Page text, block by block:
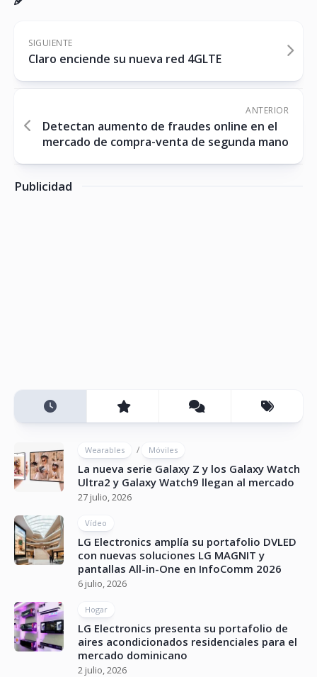
SIGUIENTE
Claro enciende su nueva red 4GLTE
ANTERIOR
Detectan aumento de fraudes online en el
mercado de compra-venta de segunda mano
Publicidad
Wearables / Móviles
La nueva serie Galaxy Z y los Galaxy Watch
Ultra2 y Galaxy Watch9 llegan al mercado
27 julio, 2026
Vídeo
LG Electronics amplía su portafolio DVLED
con nuevas soluciones LG MAGNIT y
pantallas All-in-One en InfoComm 2026
6 julio, 2026
Hogar
LG Electronics presenta su portafolio de
aires acondicionados residenciales para el
mercado dominicano
2 julio, 2026